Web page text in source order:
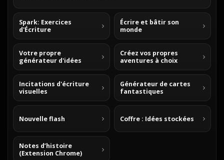
Spark: Exercices
d'Écriture
Écrire et bâtir son
monde
Votre propre
générateur d'idées
Créez vos propres
aventures à choix
Incitations d'écriture
visuelles
Générateur de cartes
fantastiques
Nouvelle flash Coffre : Idées stockées
Notes d’histoire
(Extension Chrome)